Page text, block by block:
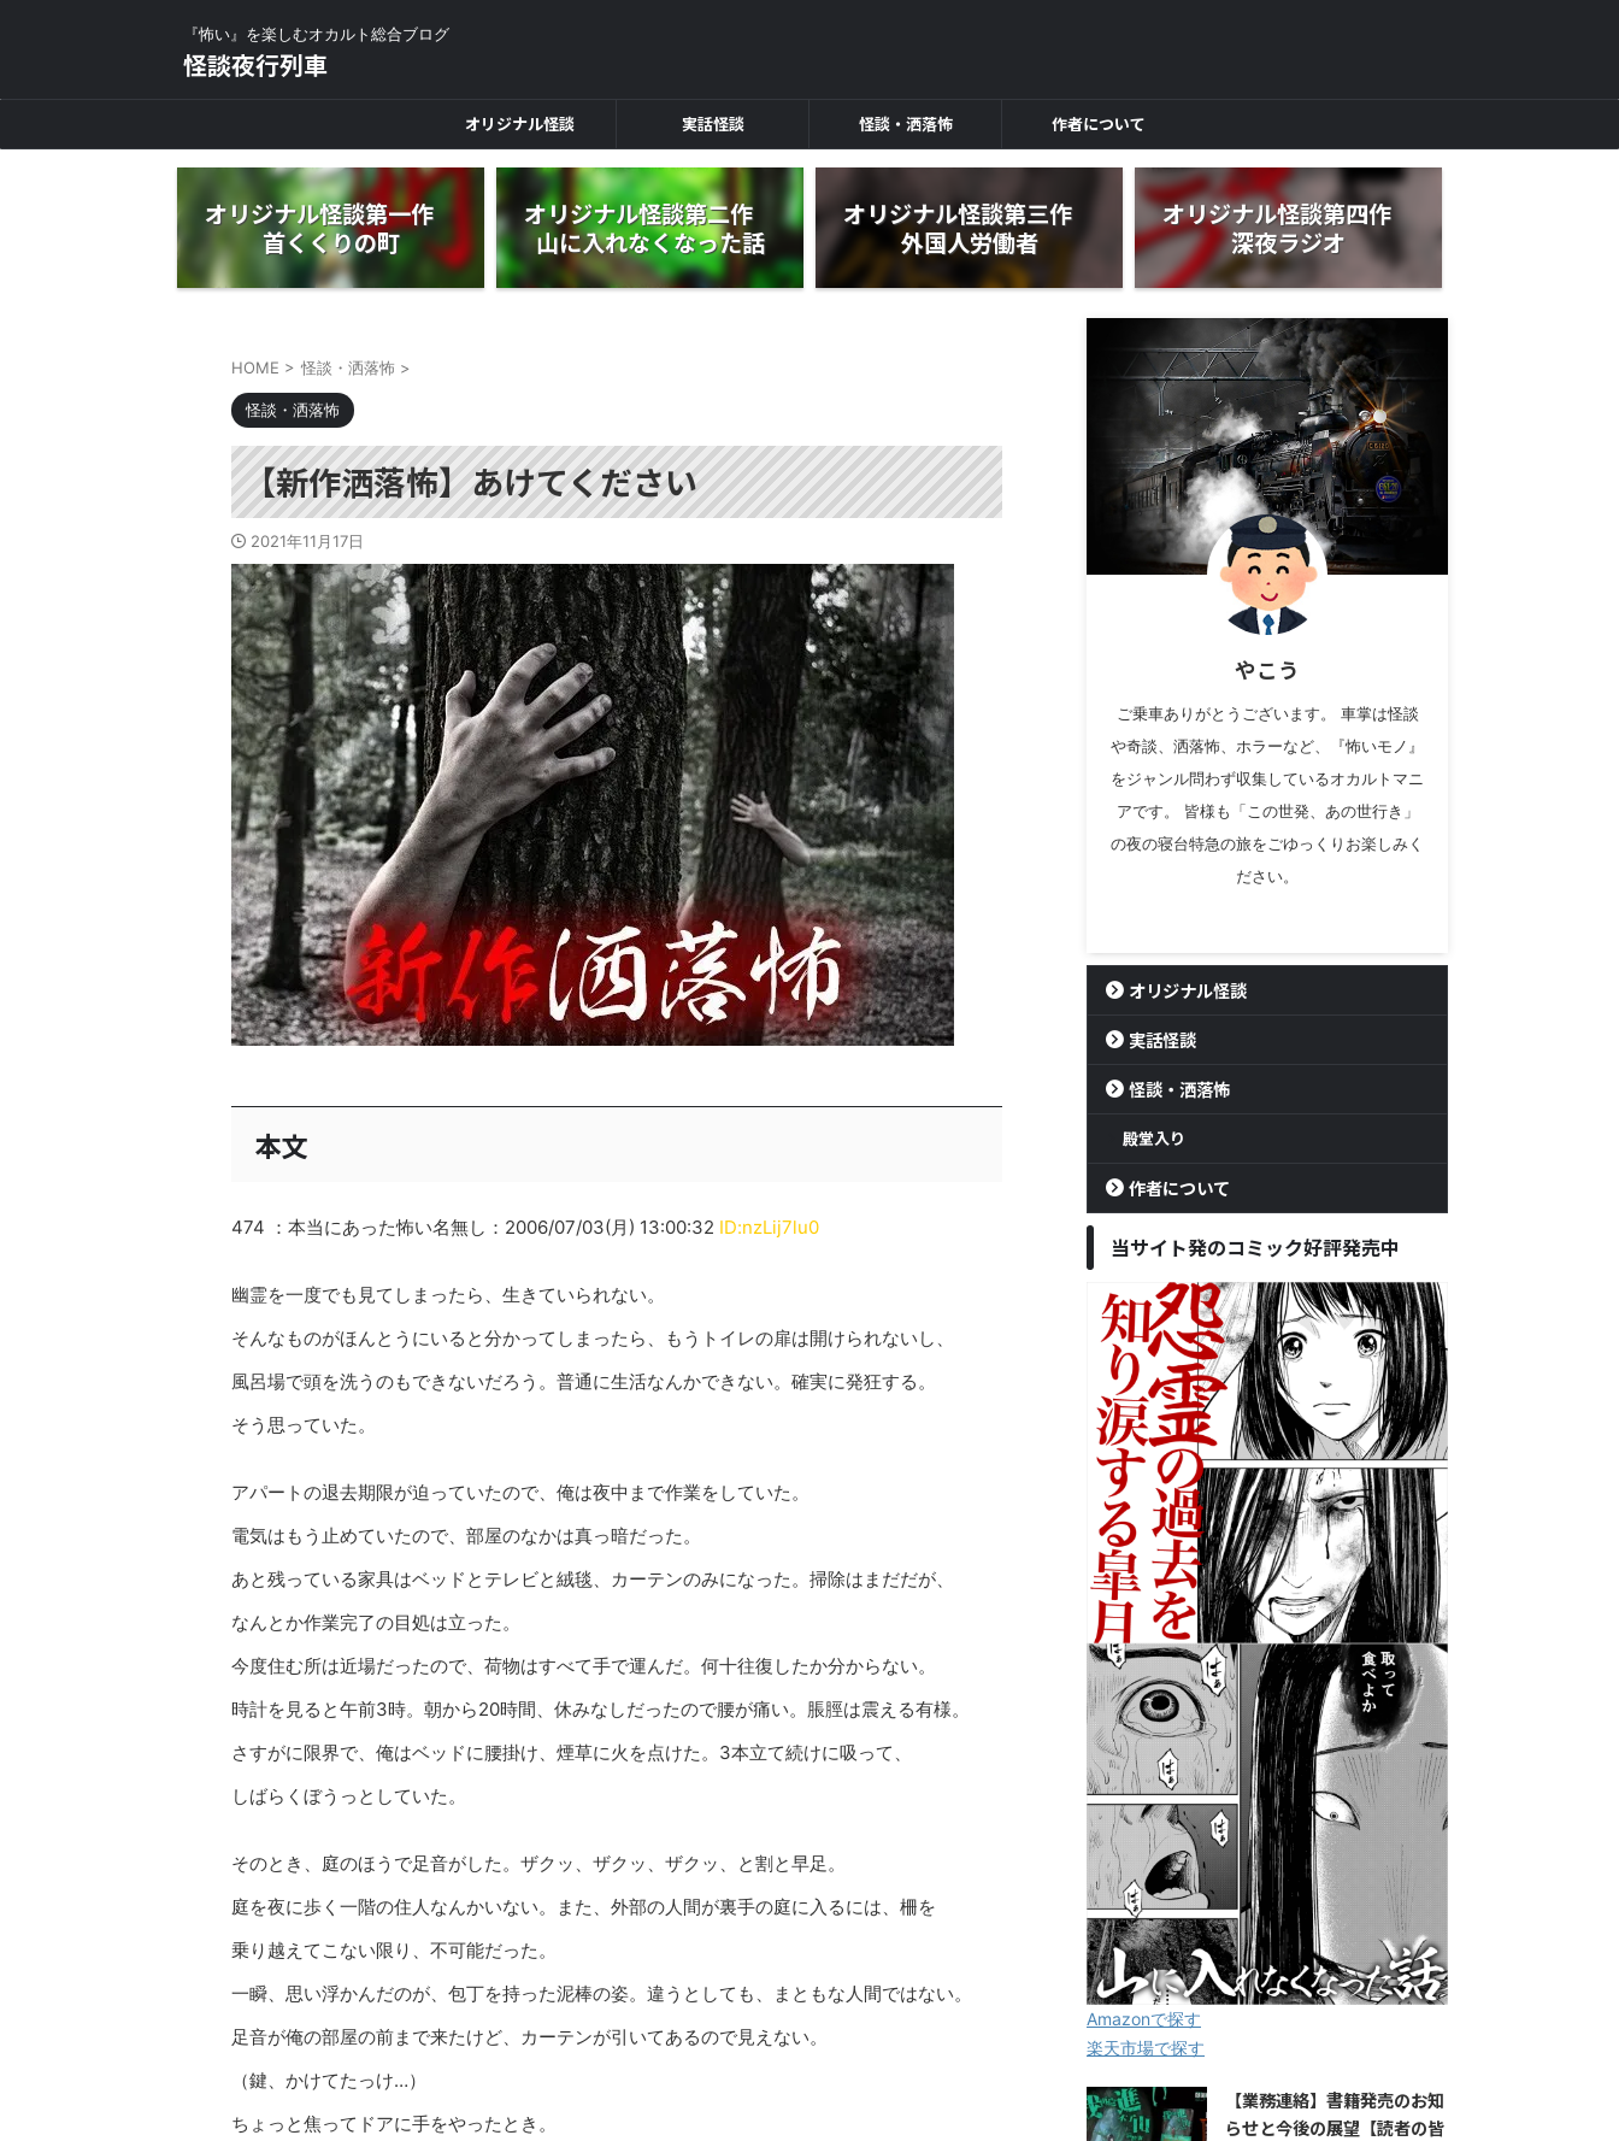
『怖い』を楽しむオカルト総合ブログ
怪談夜行列車
オリジナル怪談 実話怪談 怪談・洒落怖 作者について
オリジナル怪談第一作
首くくりの町
オリジナル怪談第二作
山に入れなくなった話
オリジナル怪談第三作
外国人労働者
オリジナル怪談第四作
深夜ラジオ
HOME > 怪談・洒落怖 >
怪談・洒落怖
【新作洒落怖】あけてください
2021年11月17日
本文
474 ：本当にあった怖い名無し：2006/07/03(月) 13:00:32 ID:nzLij7lu0
幽霊を一度でも見てしまったら、生きていられない。
そんなものがほんとうにいると分かってしまったら、もうトイレの扉は開けられないし、
風呂場で頭を洗うのもできないだろう。普通に生活なんかできない。確実に発狂する。
そう思っていた。
アパートの退去期限が迫っていたので、俺は夜中まで作業をしていた。
電気はもう止めていたので、部屋のなかは真っ暗だった。
あと残っている家具はベッドとテレビと絨毯、カーテンのみになった。掃除はまだだが、
なんとか作業完了の目処は立った。
今度住む所は近場だったので、荷物はすべて手で運んだ。何十往復したか分からない。
時計を見ると午前3時。朝から20時間、休みなしだったので腰が痛い。脹脛は震える有様。
さすがに限界で、俺はベッドに腰掛け、煙草に火を点けた。3本立て続けに吸って、
しばらくぼうっとしていた。
そのとき、庭のほうで足音がした。ザクッ、ザクッ、ザクッ、と割と早足。
庭を夜に歩く一階の住人なんかいない。また、外部の人間が裏手の庭に入るには、柵を
乗り越えてこない限り、不可能だった。
一瞬、思い浮かんだのが、包丁を持った泥棒の姿。違うとしても、まともな人間ではない。
足音が俺の部屋の前まで来たけど、カーテンが引いてあるので見えない。
（鍵、かけてたっけ…）
ちょっと焦ってドアに手をやったとき。
やこう
ご乗車ありがとうございます。 車掌は怪談
や奇談、洒落怖、ホラーなど、『怖いモノ』
をジャンル問わず収集しているオカルトマニ
アです。 皆様も「この世発、あの世行き」
の夜の寝台特急の旅をごゆっくりお楽しみく
ださい。
オリジナル怪談
実話怪談
怪談・洒落怖
殿堂入り
作者について
当サイト発のコミック好評発売中
Amazonで探す
楽天市場で探す
【業務連絡】書籍発売のお知
らせと今後の展望【読者の皆